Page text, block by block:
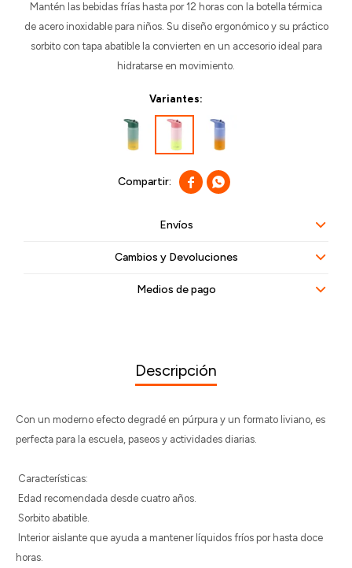
Mantén las bebidas frías hasta por 12 horas con la botella térmica
de acero inoxidable para niños. Su diseño ergonómico y su práctico
sorbito con tapa abatible la convierten en un accesorio ideal para
hidratarse en movimiento.
Variantes:
 
Envíos
Cambios y Devoluciones
Medios de pago
Descripción
Con un moderno efecto degradé en púrpura y un formato liviano, es
perfecta para la escuela, paseos y actividades diarias.
Características:
Edad recomendada desde cuatro años.
Sorbito abatible.
Interior aislante que ayuda a mantener líquidos fríos por hasta doce
horas.